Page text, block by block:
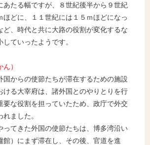
あたる幅ですが、８世紀後半から９世紀
ほどに、１１世紀には１５ｍほどになっ
ど、時代と共に大路の役割が変化するな
ていったようです。
）
からの使節たちが滞在するための施設
ける大宰府は、諸外国とのやりとりを行
要な役割を担っていたため、政庁で外交
ました。
てきた外国の使節たちは、博多湾沿い
館）にまず滞在し、その後、官道を進